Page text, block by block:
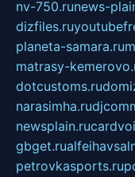
nv-750.runews-
dizfiles.ru
planeta-samara.ru
matrasy-
dotcustoms.ru
narasimha.ru
newsplain.ru
gbget.ru
petrovkasports.ru